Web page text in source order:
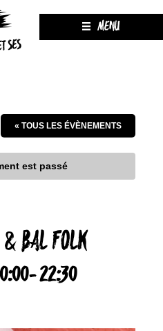
SES
MENU
« TOUS LES ÉVÈNEMENTS
est passé
BAL FOLK
-22:30